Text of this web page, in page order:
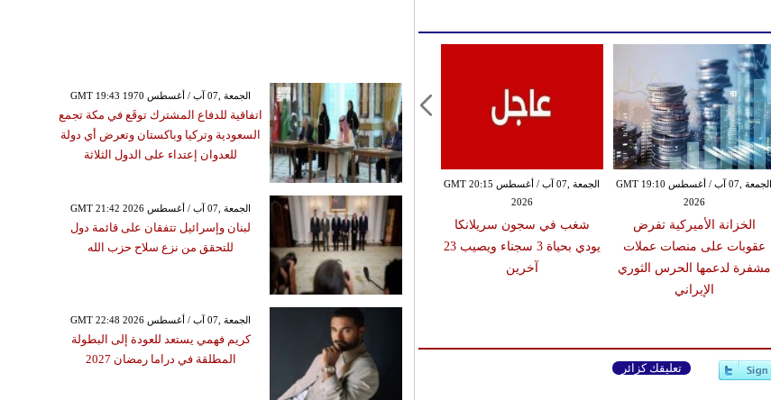
الجمعة ,07 آب / أغسطس GMT 20:15
2026
شغب في سجون سريلانكا
يودي بحياة 3 سجناء ويصيب 23
آخرين
الجمعة ,07 آب / أغسطس GMT 19:10
2026
الخزانة الأميركية تفرض
عقوبات على منصات عملات
مشفرة لدعمها الحرس الثوري
الإيراني
تعليقك كزائر
GMT 19:43 1970 الجمعة ,07 آب / أغسطس
اتفاقية للدفاع المشترك توقَع في مكة تجمع
السعودية وتركيا وباكستان وتعرض أي دولة
للعدوان إعتداء على الدول الثلاثة
GMT 21:42 2026 الجمعة ,07 آب / أغسطس
لبنان وإسرائيل تتفقان على قائمة دول
للتحقق من نزع سلاح حزب الله
GMT 22:48 2026 الجمعة ,07 آب / أغسطس
كريم فهمي يستعد للعودة إلى البطولة
المطلقة في دراما رمضان 2027